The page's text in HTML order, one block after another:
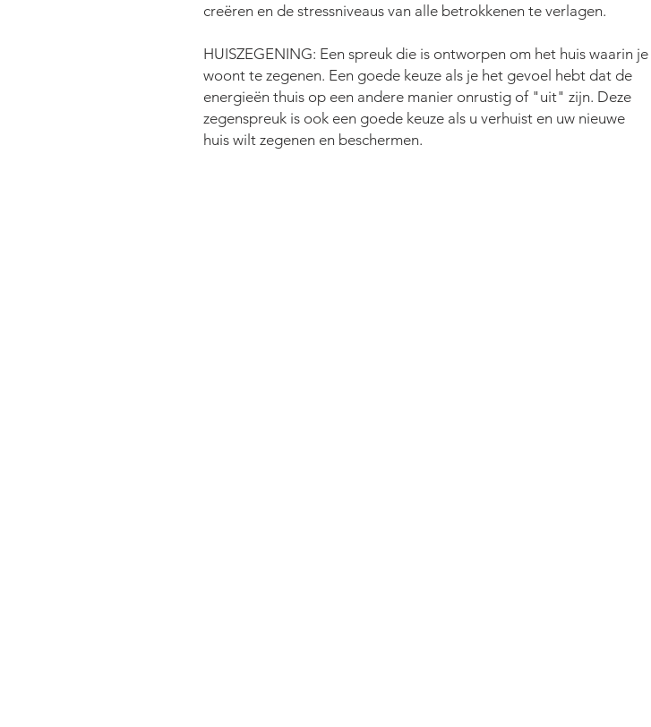
creëren en de stressniveaus van alle betrokkenen te verlagen.
HUISZEGENING: Een spreuk die is ontworpen om het huis waarin je
woont te zegenen. Een goede keuze als je het gevoel hebt dat de
energieën thuis op een andere manier onrustig of "uit" zijn. Deze
zegenspreuk is ook een goede keuze als u verhuist en uw nieuwe
huis wilt zegenen en beschermen.